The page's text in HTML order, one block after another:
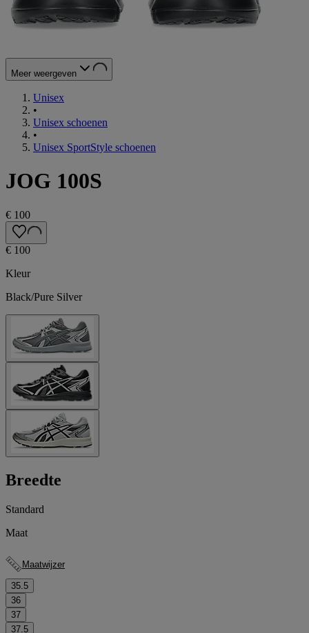
Meer weergeven
Unisex
•
Unisex schoenen
•
Unisex SportStyle schoenen
JOG 100S
€ 100
€ 100
Kleur
Black/Pure Silver
Breedte
Standard
Maat
Maatwijzer
35.5
36
37
37.5